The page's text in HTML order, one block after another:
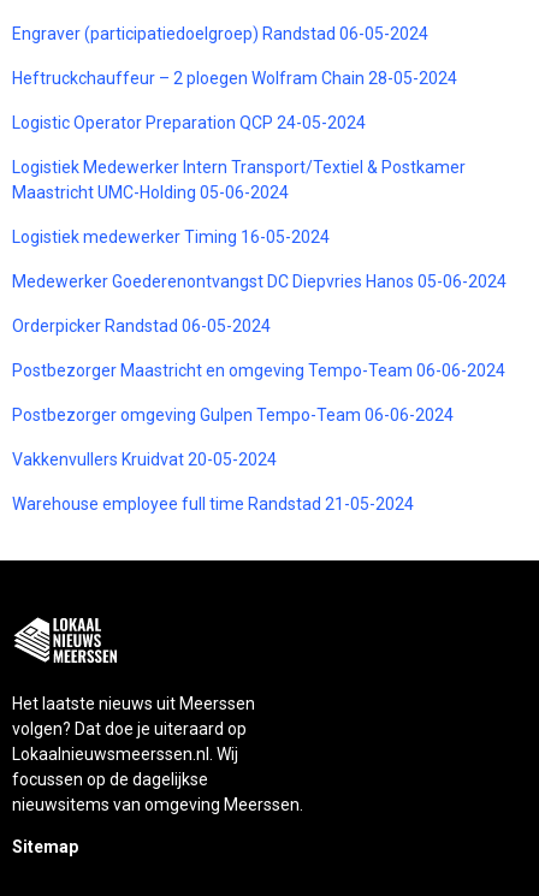
Engraver (participatiedoelgroep) Randstad 06-05-2024
Heftruckchauffeur – 2 ploegen Wolfram Chain 28-05-2024
Logistic Operator Preparation QCP 24-05-2024
Logistiek Medewerker Intern Transport/Textiel & Postkamer
Maastricht UMC-Holding 05-06-2024
Logistiek medewerker Timing 16-05-2024
Medewerker Goederenontvangst DC Diepvries Hanos 05-06-2024
Orderpicker Randstad 06-05-2024
Postbezorger Maastricht en omgeving Tempo-Team 06-06-2024
Postbezorger omgeving Gulpen Tempo-Team 06-06-2024
Vakkenvullers Kruidvat 20-05-2024
Warehouse employee full time Randstad 21-05-2024
Het laatste nieuws uit Meerssen
volgen? Dat doe je uiteraard op
Lokaalnieuwsmeerssen.nl. Wij
focussen op de dagelijkse
nieuwsitems van omgeving Meerssen.
Sitemap